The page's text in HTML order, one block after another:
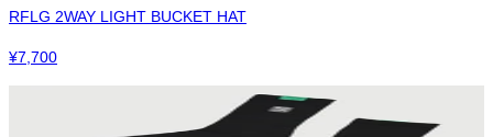
RFLG 2WAY LIGHT BUCKET HAT
¥7,700